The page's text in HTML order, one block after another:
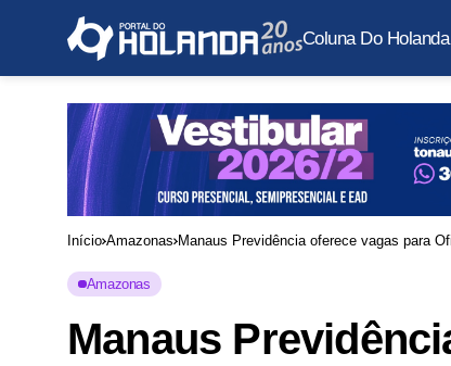
Coluna Do Holanda
Início Amazonas Manaus Previdência oferece vagas para
Amazonas
Manaus